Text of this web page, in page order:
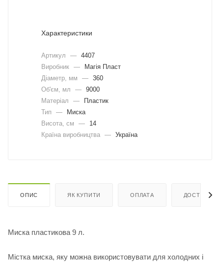
Характеристики
Артикул — 4407
Виробник —
Магія Пласт
Діаметр, мм
— 360
Об'єм, мл
— 9000
Матеріал
—
Пластик
Тип
—
Миска
Висота, см
—
14
Країна виробництва — Україна
ОПИС ЯК КУПИТИ ОПЛАТА ДОСТАВКА
Миска пластикова 9 л.
Містка миска, яку можна використовувати для холодних і